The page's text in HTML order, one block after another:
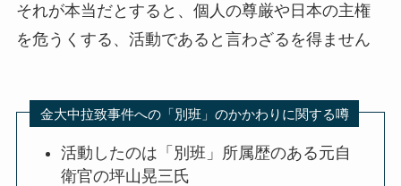
それが本当だとすると、個人の尊厳や日本の主権
を危うくする、活動であると言わざるを得ません
金大中拉致事件への「別班」のかかわりに関する噂
活動したのは「別班」所属歴のある元自
衛官の坪山晃三氏